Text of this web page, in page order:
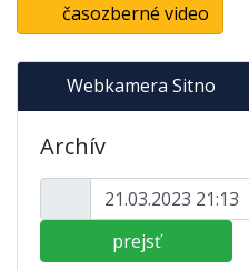
časozberné video
Webkamera Sitno
Archív
prejsť